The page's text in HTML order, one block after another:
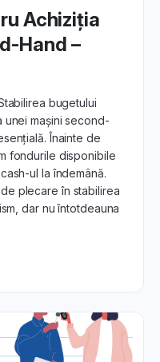
Achiziția
Hand –
bugetului
unei mașini second-
Înainte de
fondurile disponibile
ul la îndemână.
plecare în stabilirea
dar nu întotdeauna